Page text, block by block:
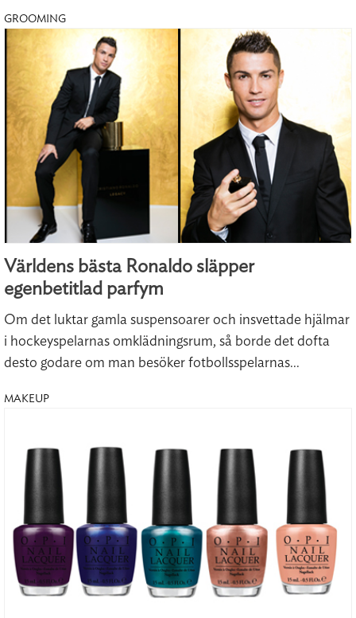
GROOMING
Världens bästa Ronaldo släpper
egenbetitlad parfym
Om det luktar gamla suspensoarer och insvettade hjälmar
i hockeyspelarnas omklädningsrum, så borde det dofta
desto godare om man besöker fotbollsspelarnas...
MAKEUP